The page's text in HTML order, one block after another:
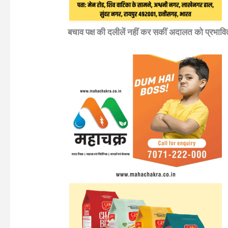
बचाव पक्ष की दलीलें नहीं कर सकीं अदालत को